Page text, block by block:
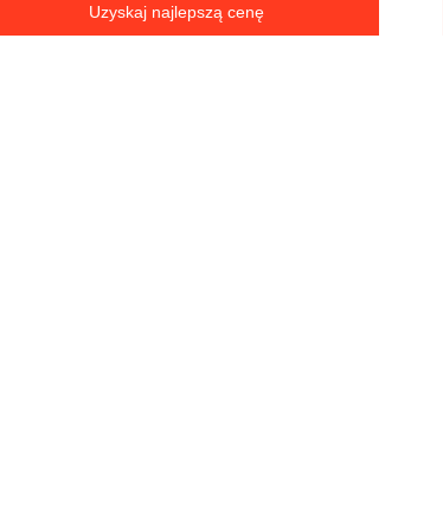
Uzyskaj najlepszą cenę